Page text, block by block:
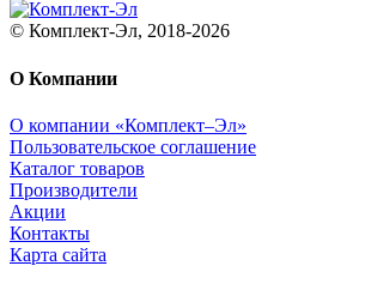
© Комплект-Эл, 2018-2026
О Компании
О компании «Комплект–Эл»
Пользовательское соглашение
Каталог товаров
Производители
Акции
Контакты
Карта сайта